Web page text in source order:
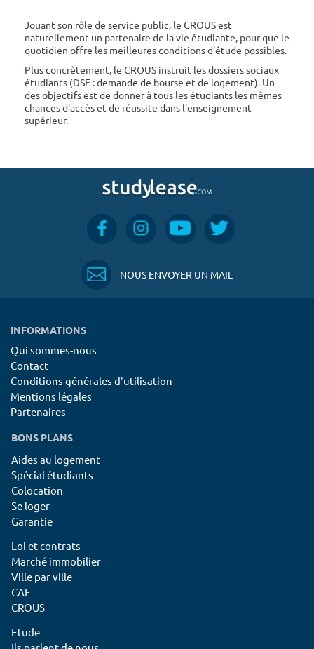
Jouant son rôle de service public, le CROUS est
naturellement un partenaire de la vie étudiante, pour que le
quotidien offre les meilleures conditions d'étude possibles.
Plus concrètement, le CROUS instruit les dossiers sociaux
étudiants (DSE : demande de bourse et de logement). Un
des objectifs est de donner à tous les étudiants les mêmes
chances d'accès et de réussite dans l'enseignement
supérieur.
NOUS ENVOYER UN MAIL
INFORMATIONS
Qui sommes-nous
Contact
Conditions générales d'utilisation
Mentions légales
Partenaires
BONS PLANS
Aides au logement
Spécial étudiants
Colocation
Se loger
Garantie
Loi et contrats
Marché immobilier
Ville par ville
CAF
CROUS
Etude